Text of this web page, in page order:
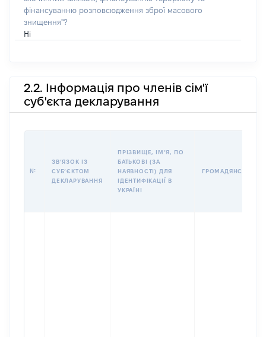
фінансуванню розповсюдження зброї масового
знищення"?
Ні
2.2. Інформація про членів сім'ї
суб'єкта декларування
№
ЗВʼЯЗОК ІЗ
СУБʼЄКТОМ
ДЕКЛАРУВАННЯ
ПРІЗВИЩЕ, ІМʼЯ, ПО
БАТЬКОВІ (ЗА
НАЯВНОСТІ) ДЛЯ
ІДЕНТИФІКАЦІЇ В
УКРАЇНІ
ГРОМАДЯНСТВО